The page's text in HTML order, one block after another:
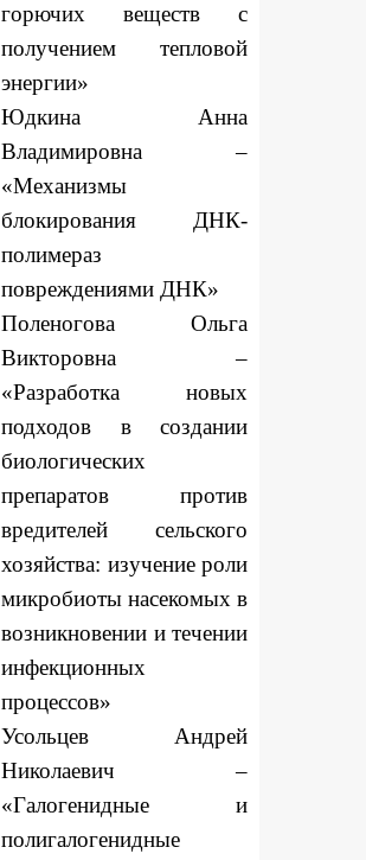
горючих веществ с
получением тепловой
энергии»
Юдкина Анна
Владимировна –
«Механизмы
блокирования ДНК-
полимераз
повреждениями ДНК»
Поленогова Ольга
Викторовна –
«Разработка новых
подходов в создании
биологических
препаратов против
вредителей сельского
хозяйства: изучение роли
микробиоты насекомых в
возникновении и течении
инфекционных
процессов»
Усольцев Андрей
Николаевич –
«Галогенидные и
полигалогенидные